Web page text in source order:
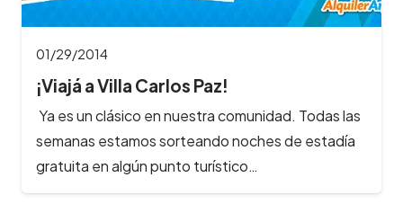
01/29/2014
¡Viajá a Villa Carlos Paz!
Ya es un clásico en nuestra comunidad. Todas las
semanas estamos sorteando noches de estadía
gratuita en algún punto turístico…